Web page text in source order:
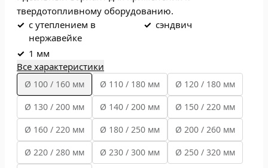
твердотопливному оборудованию.
✓ с утеплением в
нержавейке
✓ сэндвич
✓ 1 мм
Все характеристики
Ø 100 / 160 мм Ø 110 / 180 мм
Ø 120 / 180 мм
Ø 130 / 200 мм
Ø 140 / 200 мм
Ø 150 / 220 мм
Ø 160 / 220 мм
Ø 180 / 250 мм
Ø 200 / 260 мм
Ø 220 / 280 мм
Ø 230 / 300 мм
Ø 250 / 320 мм